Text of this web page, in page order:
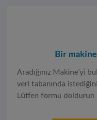
Bir
Aradığınız Makine’yi
veri tabanında
Lütfen formu doldurun